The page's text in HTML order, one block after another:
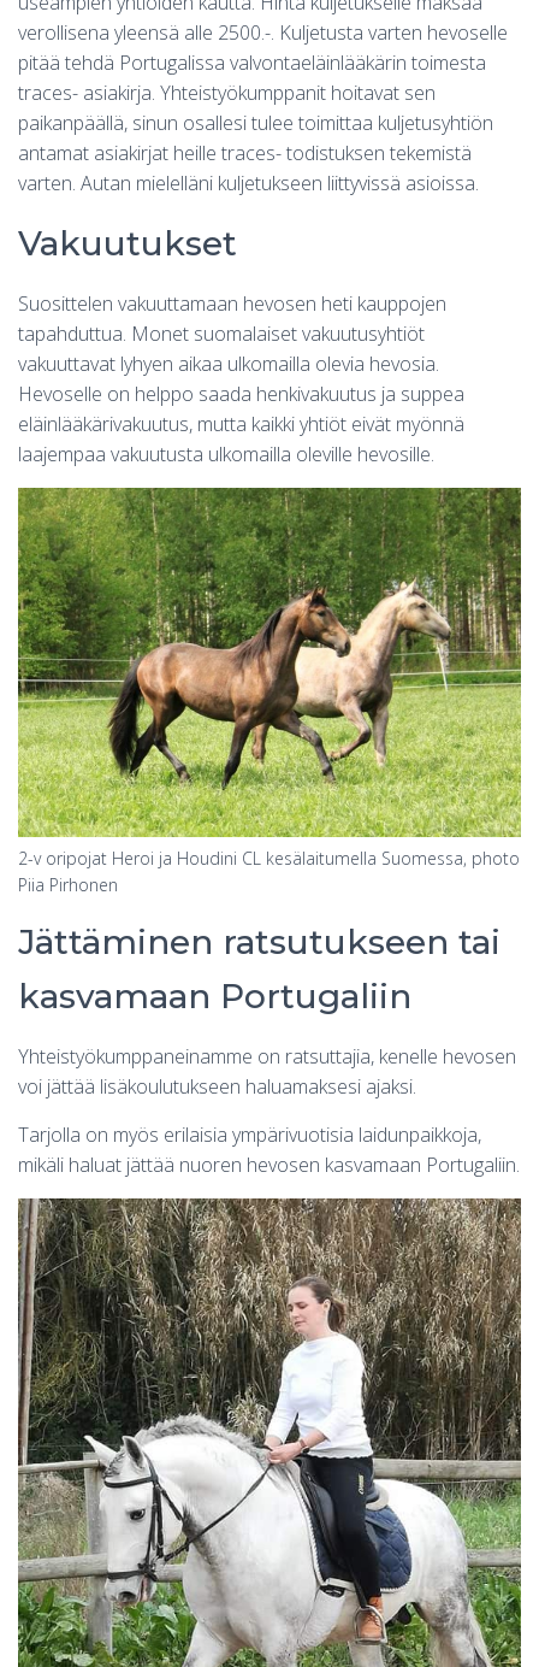
verollisena yleensä alle 2500.-. Kuljetusta varten hevoselle
pitää tehdä Portugalissa valvontaeläinlääkärin toimesta
traces- asiakirja. Yhteistyökumppanit hoitavat sen
paikanpäällä, sinun osallesi tulee toimittaa kuljetusyhtiön
antamat asiakirjat heille traces- todistuksen tekemistä
varten. Autan mielelläni kuljetukseen liittyvissä asioissa.
Vakuutukset
Suosittelen vakuuttamaan hevosen heti kauppojen
tapahduttua. Monet suomalaiset vakuutusyhtiöt
vakuuttavat lyhyen aikaa ulkomailla olevia hevosia.
Hevoselle on helppo saada henkivakuutus ja suppea
eläinlääkärivakuutus, mutta kaikki yhtiöt eivät myönnä
laajempaa vakuutusta ulkomailla oleville hevosille.
2-v oripojat Heroi ja Houdini CL kesälaitumella Suomessa, photo
Piia Pirhonen
Jättäminen ratsutukseen tai
kasvamaan Portugaliin
Yhteistyökumppaneinamme on ratsuttajia, kenelle hevosen
voi jättää lisäkoulutukseen haluamaksesi ajaksi.
Tarjolla on myös erilaisia ympärivuotisia laidunpaikkoja,
mikäli haluat jättää nuoren hevosen kasvamaan Portugaliin.